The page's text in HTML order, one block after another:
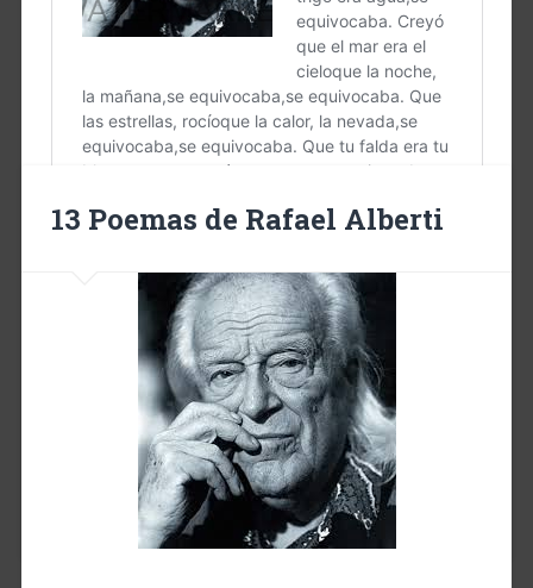
16 diciembre, 2016
13 Poemas de Rafael Alberti